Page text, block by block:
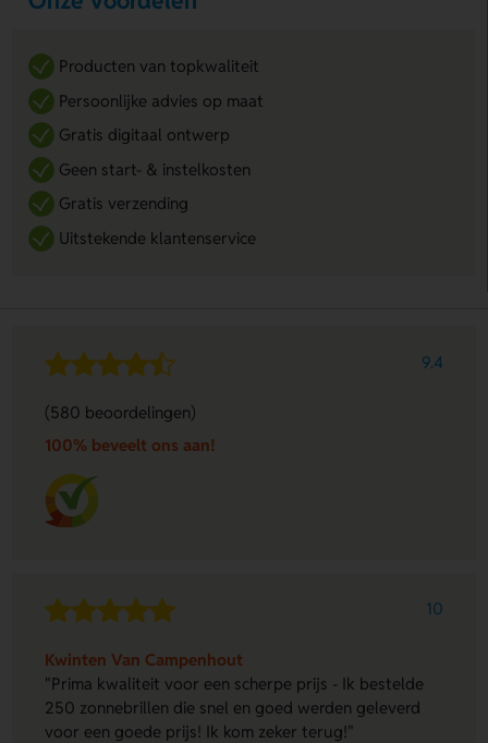
Producten van topkwaliteit
Persoonlijke advies op maat
Gratis digitaal ontwerp
Geen start- & instelkosten
Gratis verzending
Uitstekende klantenservice
9.4
(580 beoordelingen)
100% beveelt ons aan!
10
Kwinten Van Campenhout
"Prima kwaliteit voor een scherpe prijs - Ik bestelde
250 zonnebrillen die snel en goed werden geleverd
voor een goede prijs! Ik kom zeker terug!"